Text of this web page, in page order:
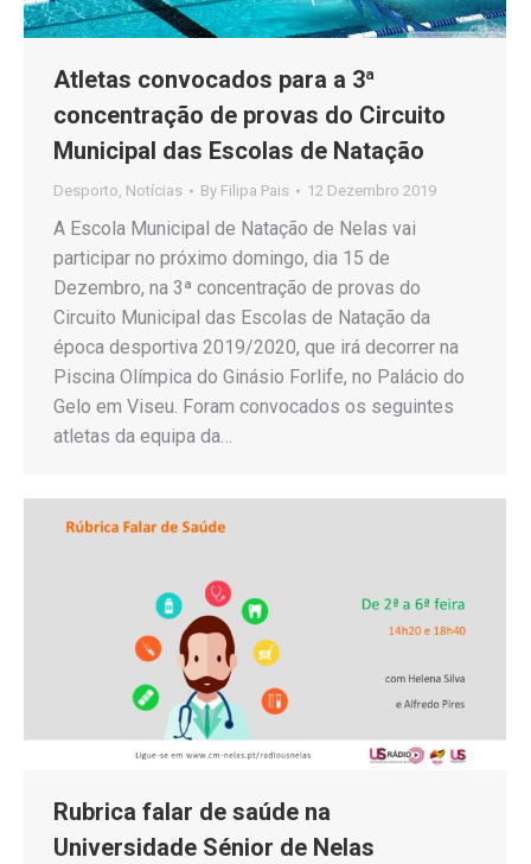
Atletas convocados para a 3ª
concentração de provas do Circuito
Municipal das Escolas de Natação
Desporto, Notícias By Filipa Pais 12 Dezembro 2019
A Escola Municipal de Natação de Nelas vai
participar no próximo domingo, dia 15 de
Dezembro, na 3ª concentração de provas do
Circuito Municipal das Escolas de Natação da
época desportiva 2019/2020, que irá decorrer na
Piscina Olímpica do Ginásio Forlife, no Palácio do
Gelo em Viseu. Foram convocados os seguintes
atletas da equipa da…
Rubrica falar de saúde na
Universidade Sénior de Nelas